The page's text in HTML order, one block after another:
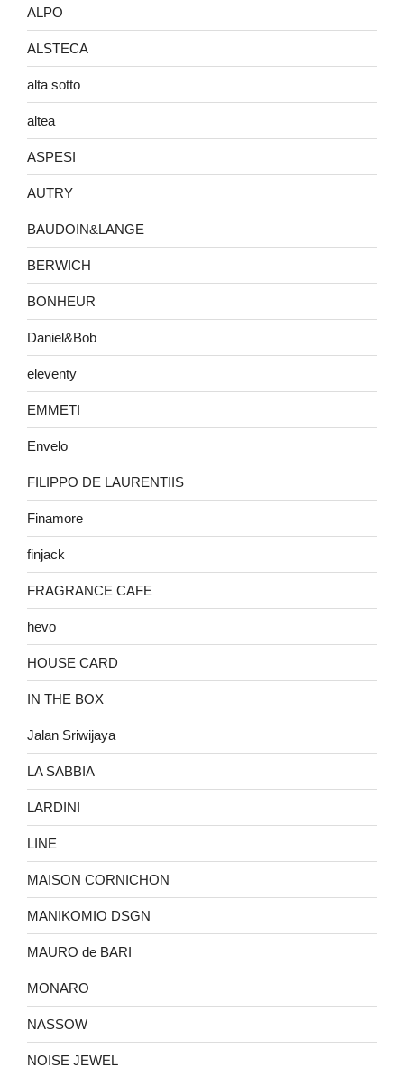
ALPO
ALSTECA
alta sotto
altea
ASPESI
AUTRY
BAUDOIN&LANGE
BERWICH
BONHEUR
Daniel&Bob
eleventy
EMMETI
Envelo
FILIPPO DE LAURENTIIS
Finamore
finjack
FRAGRANCE CAFE
hevo
HOUSE CARD
IN THE BOX
Jalan Sriwijaya
LA SABBIA
LARDINI
LINE
MAISON CORNICHON
MANIKOMIO DSGN
MAURO de BARI
MONARO
NASSOW
NOISE JEWEL